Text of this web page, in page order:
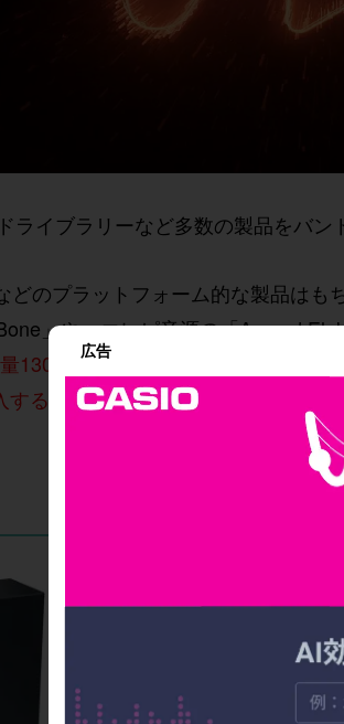
広告
ライブラリーなど多数の製品をバン
どのプラットフォーム的な製品は
」や、エレピ音源の「Amped
130GB以上ものサウンド
することが可能です。